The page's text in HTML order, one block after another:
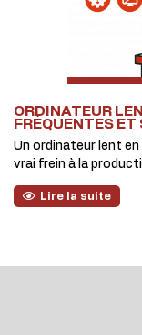
ORDINATEUR
FRÉQUENTES
Un ordinateur lent
vrai frein à la
Lire la suite